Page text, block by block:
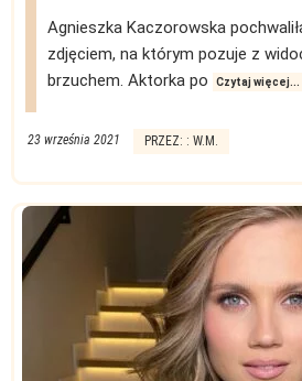
Agnieszka Kaczorowska
zdjęciem, na którym pozuje z
brzuchem. Aktorka po
Czytaj więcej...
23 września 2021 PRZEZ: : W.M.